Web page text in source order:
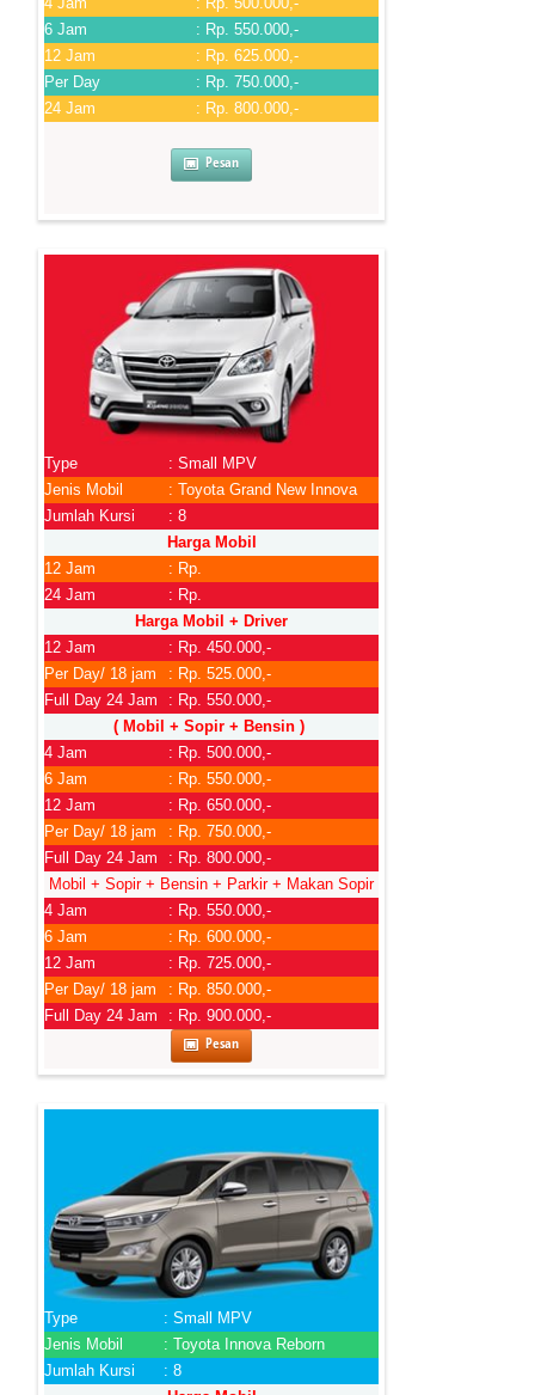
6 Jam
: Rp. 550.000,-
12 Jam
: Rp. 625.000,-
Per Day
: Rp. 750.000,-
24 Jam
: Rp. 800.000,-
Pesan
Type
: Small MPV
Jenis Mobil
: Toyota Grand New Innova
Jumlah Kursi
: 8
Harga Mobil
12 Jam
: Rp.
24 Jam
: Rp.
Harga Mobil + Driver
12 Jam
: Rp. 450.000,-
Per Day/ 18 jam
: Rp. 525.000,-
Full Day 24 Jam
: Rp. 550.000,-
( Mobil + Sopir + Bensin )
4 Jam
: Rp. 500.000,-
6 Jam
: Rp. 550.000,-
12 Jam
: Rp. 650.000,-
Per Day/ 18 jam
: Rp. 750.000,-
Full Day 24 Jam
: Rp. 800.000,-
Mobil + Sopir + Bensin + Parkir + Makan Sopir
4 Jam
: Rp. 550.000,-
6 Jam
: Rp. 600.000,-
12 Jam
: Rp. 725.000,-
Per Day/ 18 jam
: Rp. 850.000,-
Full Day 24 Jam
: Rp. 900.000,-
Pesan
Type
: Small MPV
Jenis Mobil
: Toyota Innova Reborn
Jumlah Kursi
: 8